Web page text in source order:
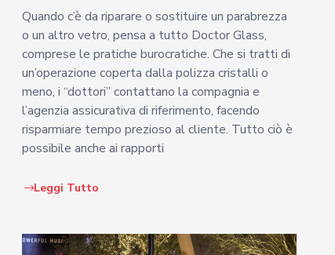
Quando c’è da riparare o sostituire un parabrezza
o un altro vetro, pensa a tutto Doctor Glass,
comprese le pratiche burocratiche. Che si tratti di
un’operazione coperta dalla polizza cristalli o
meno, i “dottori” contattano la compagnia e
l’agenzia assicurativa di riferimento, facendo
risparmiare tempo prezioso al cliente. Tutto ciò è
possibile anche ai rapporti
Leggi Tutto